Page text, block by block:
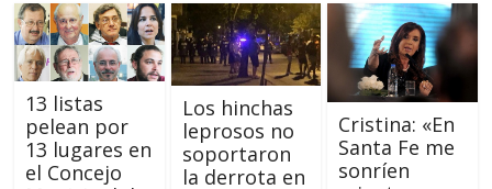
13 listas
pelean por
13 lugares en
el Concejo
Los hinchas
leprosos no
soportaron
la derrota en
Cristina: «En
Santa Fe me
sonríen